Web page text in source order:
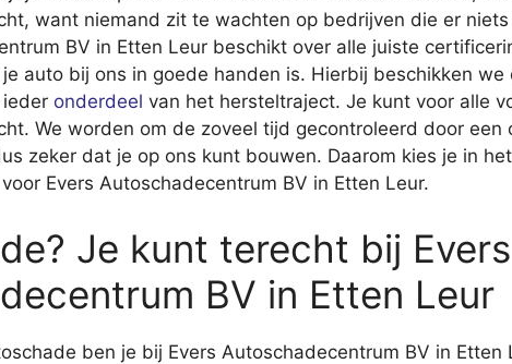
want niemand zit te wachten op bedrijven die er
BV in Etten Leur beschikt over alle juiste
auto bij ons in goede handen is. Hierbij beschikken we
onderdeel van het hersteltraject. Je kunt voor alle
We worden om de zoveel tijd gecontroleerd door een
zeker dat je op ons kunt bouwen. Daarom kies je in
Evers Autoschadecentrum BV in Etten Leur.
Je kunt terecht bij Evers
BV in Etten Leur
ben je bij Evers Autoschadecentrum BV in Etten